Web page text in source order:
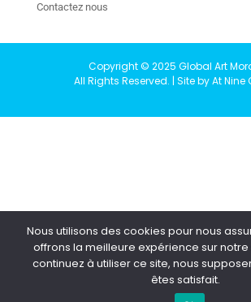
Contactez nous
Copyright © 2025 Global Art
All Rights Reserved. | Site by At Nine
Nous utilisons des cookies pour nous
offrons la meilleure expérience sur notre
continuez à utiliser ce site, nous
êtes satisfait.